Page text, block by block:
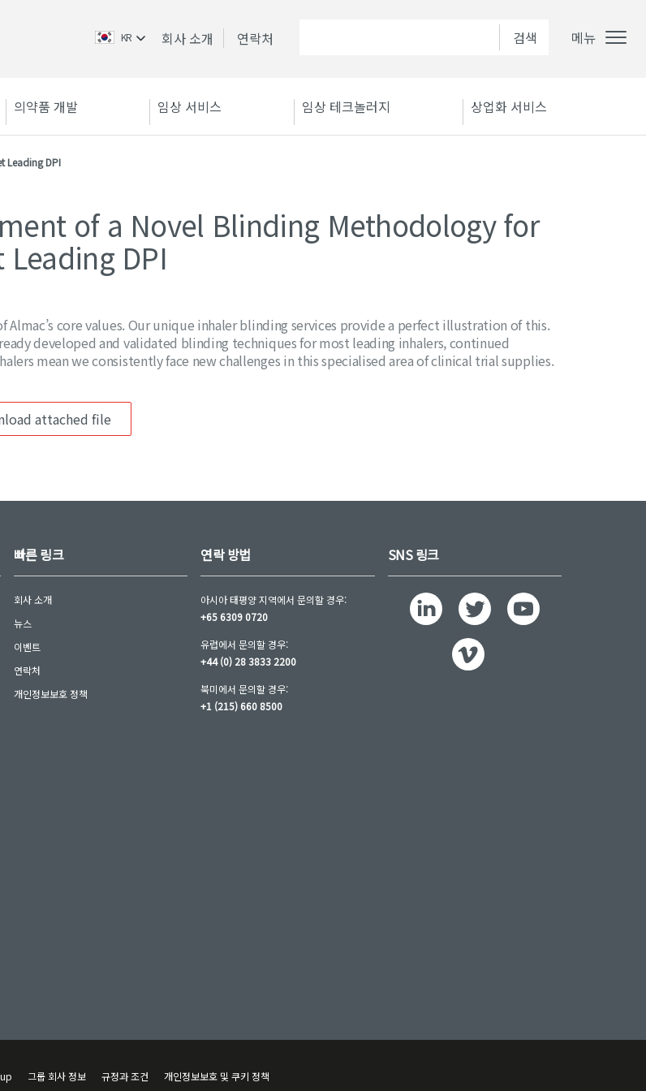
KR 회사 소개 연락처 메뉴
의약품 개발 임상 서비스 임상 테크놀러지 상업화 서비스
Leading DPI
of a Novel Blinding Methodology for
Leading DPI
Almac’s core values. Our unique inhaler blinding services provide a perfect illustration of this.
developed and validated blinding techniques for most leading inhalers, continued
mean we consistently face new challenges in this specialised area of clinical trial supplies.
attached file
빠른 링크
회사 소개
뉴스
이벤트
연락처
개인정보보호 정책
연락 방법
아시아 태평양 지역에서 문의할 경우:
+65 6309 0720
유럽에서 문의할 경우:
+44 (0) 28 3833 2200
북미에서 문의할 경우:
+1 (215) 660 8500
SNS 링크
그룹 회사 정보 규정과 조건 개인정보보호 및 쿠키 정책